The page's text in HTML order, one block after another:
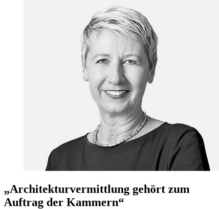
„Architekturvermittlung gehört zum
Auftrag der Kammern“